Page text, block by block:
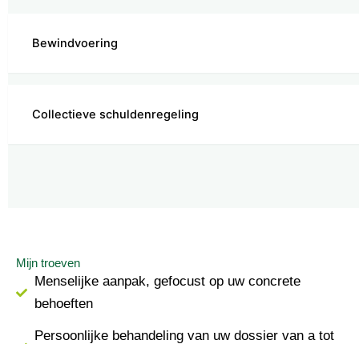
Bewindvoering
Collectieve schuldenregeling
Mijn troeven
Menselijke aanpak, gefocust op uw concrete
behoeften
Persoonlijke behandeling van uw dossier van a tot